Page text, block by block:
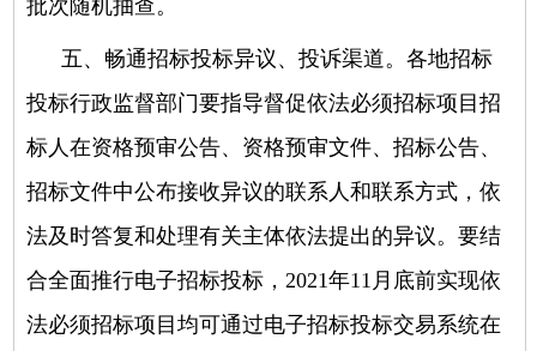
批次随机抽查。
五、畅通招标投标异议、投诉渠道。 各地招标
投标行政监督部门要指导督促依法必须招标项目招
标人在资格预审公告、资格预审文件、招标公告、
招标文件中公布接收异议的联系人和联系方式，依
法及时答复和处理有关主体依法提出的异议。要结
合全面推行电子招标投标，2021年11月底前实现依
法必须招标项目均可通过电子招标投标交易系统在